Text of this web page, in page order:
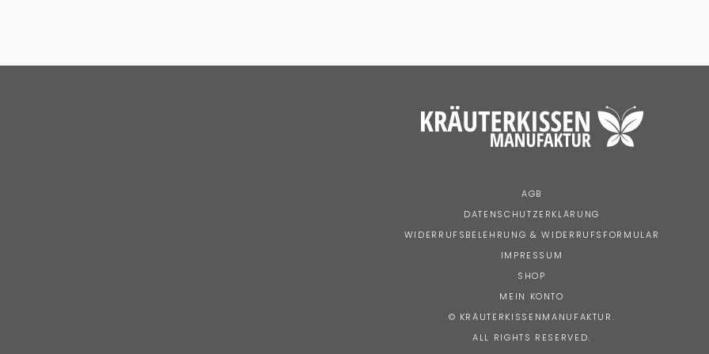
AGB
DATENSCHUTZERKLÄRUNG
WIDERRUFSBELEHRUNG & WIDERRUFSFORMULAR
IMPRESSUM
SHOP
MEIN KONTO
© KRÄUTERKISSENMANUFAKTUR.
ALL RIGHTS RESERVED.